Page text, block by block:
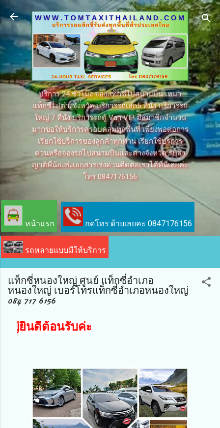
ข้ามไปที่เนื้อหาหลัก
บริการ 24 ชั่วโมง จองแท็กซี่ไปสนามบิน เหมา
แท็กซี่ไปต่างจังหวัด บริการรถเล๋ก5 ที่นั่ง บริการรถ
ใหญ่ 7 ที่นั่ง บริการรถตู้ Van VIP มีสมาชิกจำนวน
มากขอให้บริการครอบคลุมทุกพื้นที่ เพียงพอต่อการ
เรียกใช้บริการของลูกค้าทุกท่าน เรียกใช้บริการ
ด่วนหรือจองรถไปสนามบินและต่างจังหวัด รับส่ง
ญาติพี่น้องส่งเอกสารเร่งด่วนติดต่อเราได้ที่นี่เลยค่ะ
โทร 0847176156
หน้าแรก กดโทร:ด้ายเลยคะ 0847176156
รถหลายแบบมีให้บริการ
แท็กซี่หนองใหญ่ ศูนย์ แท็กซี่อำเภอ
หนองใหญ่ เบอร์โทรแท็กซี่อำเภอหนองใหญ่
084 717 6156
นดีต้อนรับค่ะ